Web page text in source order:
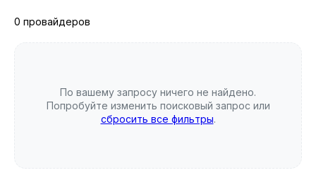
0 провайдеров
По вашему запросу ничего не найдено.
Попробуйте изменить поисковый запрос или
сбросить все фильтры.